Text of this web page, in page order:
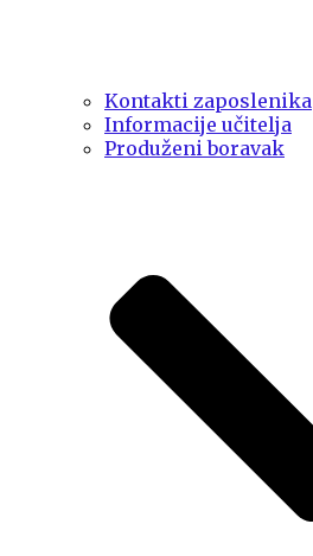
Kontakti zaposlenika
Informacije učitelja
Produženi boravak